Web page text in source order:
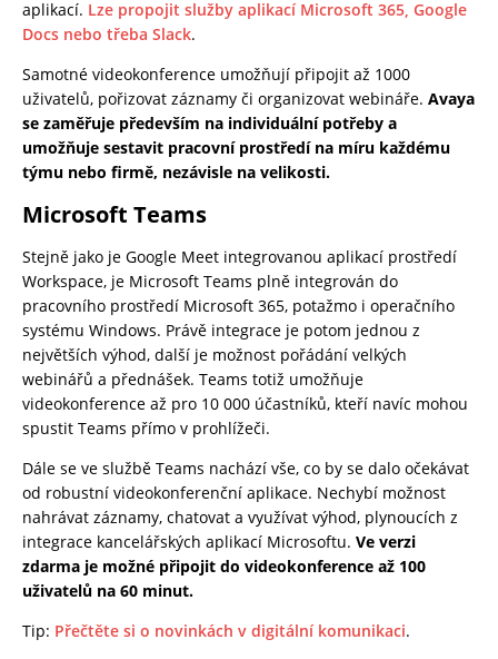
aplikací. Lze propojit služby aplikací Microsoft 365, Google
Docs nebo třeba Slack.
Samotné videokonference umožňují připojit až 1000
uživatelů, pořizovat záznamy či organizovat webináře. Avaya
se zaměřuje především na individuální potřeby a
umožňuje sestavit pracovní prostředí na míru každému
týmu nebo firmě, nezávisle na velikosti.
Microsoft Teams
Stejně jako je Google Meet integrovanou aplikací prostředí
Workspace, je Microsoft Teams plně integrován do
pracovního prostředí Microsoft 365, potažmo i operačního
systému Windows. Právě integrace je potom jednou z
největších výhod, další je možnost pořádání velkých
webinářů a přednášek. Teams totiž umožňuje
videokonference až pro 10 000 účastníků, kteří navíc mohou
spustit Teams přímo v prohlížeči.
Dále se ve službě Teams nachází vše, co by se dalo očekávat
od robustní videokonferenční aplikace. Nechybí možnost
nahrávat záznamy, chatovat a využívat výhod, plynoucích z
integrace kancelářských aplikací Microsoftu. Ve verzi
zdarma je možné připojit do videokonference až 100
uživatelů na 60 minut.
Tip: Přečtěte si o novinkách v digitální komunikaci.